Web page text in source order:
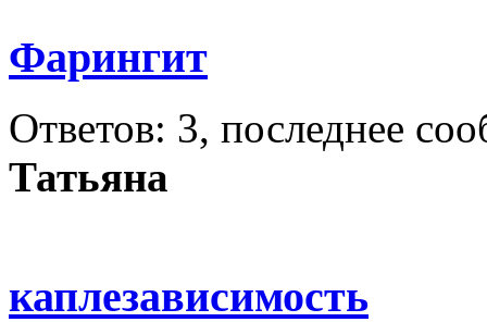
Фарингит
Ответов: 3, последнее
Татьяна
каплезависимость